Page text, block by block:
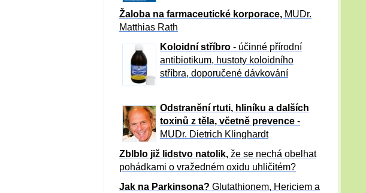
Žaloba na farmaceutické korporace, MUDr.
Matthias Rath
Koloidní stříbro- účinné přírodní
antibiotikum, hustoty koloidního
stříbra, doporučené dávkování
Odstranění rtuti, hliníku a dalších
toxinů z těla, včetně prevence -
MUDr. Dietrich Klinghardt
Zblblo již lidstvo natolik, že se nechá obelhat
pohádkami o vražedném oxidu uhličitém?
Jak na Parkinsona? Glutathionem, Hericiem a